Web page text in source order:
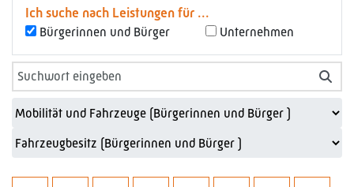
Ich suche nach Leistungen für ...
Bürgerinnen und Bürger Unternehmen